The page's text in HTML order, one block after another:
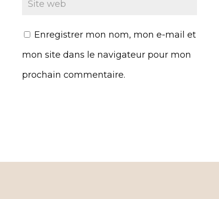
Enregistrer mon nom, mon e-mail et
mon site dans le navigateur pour mon
prochain commentaire.